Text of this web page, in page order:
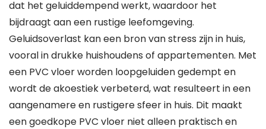
dat het geluiddempend werkt, waardoor het
bijdraagt aan een rustige leefomgeving.
Geluidsoverlast kan een bron van stress zijn in huis,
vooral in drukke huishoudens of appartementen. Met
een PVC vloer worden loopgeluiden gedempt en
wordt de akoestiek verbeterd, wat resulteert in een
aangenamere en rustigere sfeer in huis. Dit maakt
een goedkope PVC vloer niet alleen praktisch en